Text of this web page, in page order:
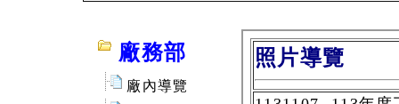
廠務部
廠內導覽